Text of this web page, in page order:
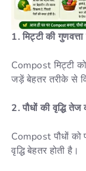
1. मिट्टी की
Compost मिट्टी
जड़ें बेहतर तरीके से
2. पौधों की वृद्धि तेज
Compost पौधों को
वृद्धि बेहतर होती है।